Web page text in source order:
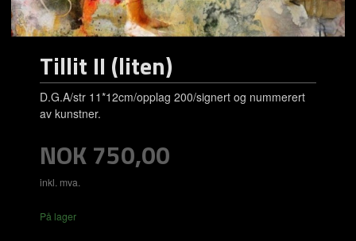
Tillit II (liten)
D.G.A/str 11*12cm/opplag 200/signert og nummerert
av kunstner.
Pris
NOK750,00
inkl. mva.
På lager